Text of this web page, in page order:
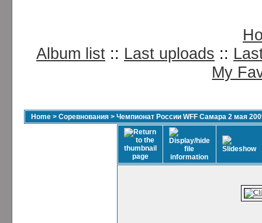
Album list :: Last uploads ::
My
Home > Соревнования > Чемпионат России WFF Самара 2 мая